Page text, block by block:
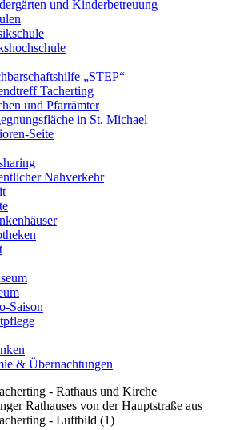
und Kinderbetreuung
„STEP“
Tacherting
und Pfarrämter
in St. Michael
Seite
Nahverkehr
Saison
& Übernachtungen